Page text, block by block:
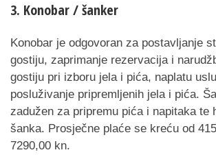
3. Konobar / šanker
Konobar je odgovoran za postavljanje
gostiju, zaprimanje rezervacija i
gostiju pri izboru jela i pića, naplatu
posluživanje pripremljenih jela i pića.
zadužen za pripremu pića i napitaka te
šanka. Prosječne plaće se kreću od
7290,00 kn.